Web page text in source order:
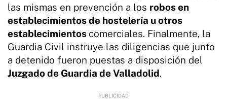
las mismas en prevención a los robos en
establecimientos de hostelería u otros
establecimientos comerciales. Finalmente, la
Guardia Civil instruye las diligencias que junto
a detenido fueron puestas a disposición del
Juzgado de Guardia de Valladolid.